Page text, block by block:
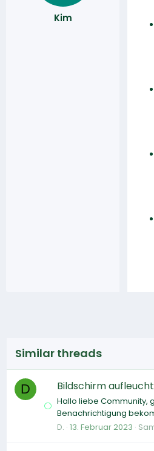
Kim
Similar threads
D Bildschirm
Hallo liebe Community,
Benachrichtigung
D. 13. Februar 2023